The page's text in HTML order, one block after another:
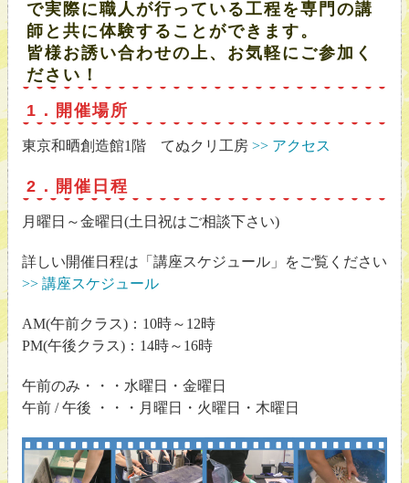
で実際に職人が行っている工程を専門の講
師と共に体験することができます。
皆様お誘い合わせの上、お気軽にご参加く
ださい！
1．開催場所
東京和晒創造館1階 てぬクリ工房 >> アクセス
2．開催日程
月曜日～金曜日(土日祝はご相談下さい)
詳しい開催日程は「講座スケジュール」をご覧ください
>> 講座スケジュール
AM(午前クラス)：10時～12時
PM(午後クラス)：14時～16時
午前のみ・・・水曜日・金曜日
午前 / 午後 ・・・月曜日・火曜日・木曜日